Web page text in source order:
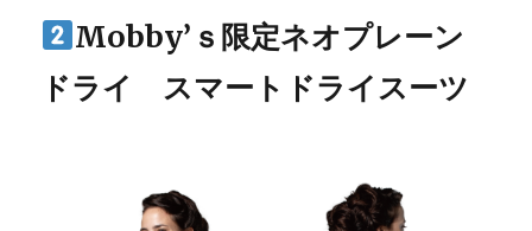
Mobby’ｓ限定ネオプレーン
ドライ スマートドライスーツ